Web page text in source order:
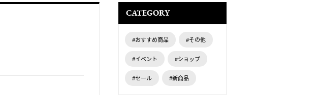
CATEGORY
#おすすめ商品 #その他
#イベント #ショップ
#セール #新商品